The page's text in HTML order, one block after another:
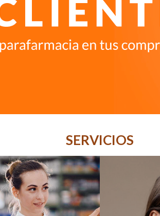
SERVICIOS